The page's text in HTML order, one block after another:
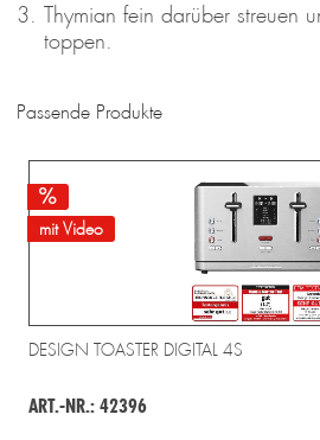
Thymian fein darüber streuen
toppen.
Passende Produkte
mit Video
DESIGN TOASTER DIGITAL 4S
ART.-NR.: 42396